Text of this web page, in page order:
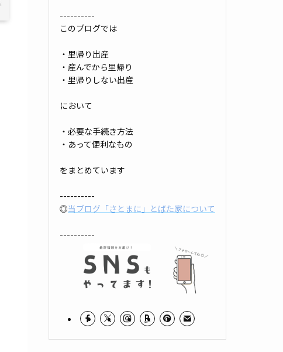
----------
このブログでは
・里帰り出産
・産んでから里帰り
・里帰りしない出産
において
・必要な手続き方法
・あって便利なもの
をまとめています
----------
◎当ブログ「さとまに」とばた家について
----------